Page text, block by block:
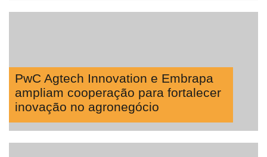
PwC Agtech Innovation e Embrapa
ampliam cooperação para fortalecer
inovação no agronegócio